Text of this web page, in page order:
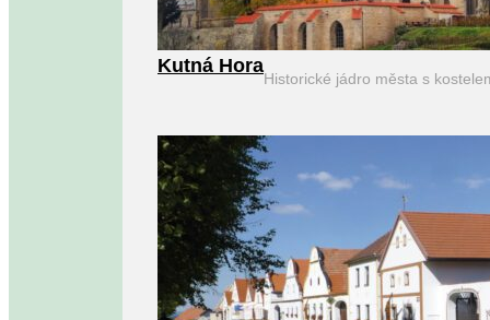
Kutná Hora
Historické jádro města s